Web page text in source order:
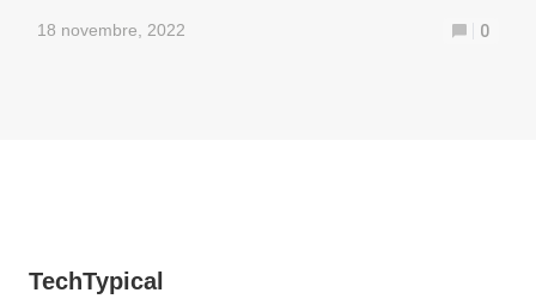
18 novembre, 2022 0
TechTypical